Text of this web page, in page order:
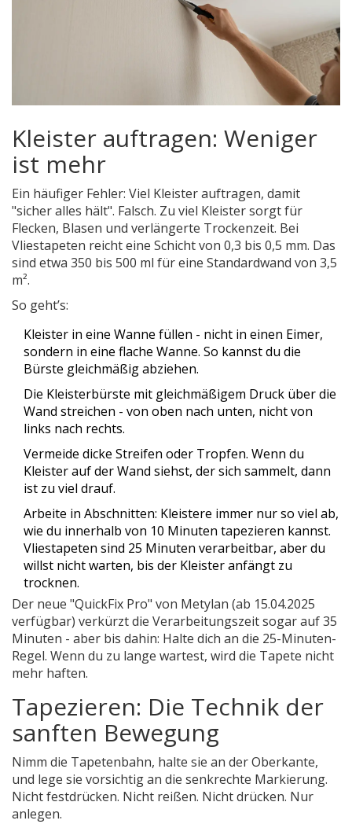
Kleister auftragen: Weniger
ist mehr
Ein häufiger Fehler: Viel Kleister auftragen, damit
"sicher alles hält". Falsch. Zu viel Kleister sorgt für
Flecken, Blasen und verlängerte Trockenzeit. Bei
Vliestapeten reicht eine Schicht von 0,3 bis 0,5 mm. Das
sind etwa 350 bis 500 ml für eine Standardwand von 3,5
m².
So geht’s:
Kleister in eine Wanne füllen - nicht in einen Eimer,
sondern in eine flache Wanne. So kannst du die
Bürste gleichmäßig abziehen.
Die Kleisterbürste mit gleichmäßigem Druck über die
Wand streichen - von oben nach unten, nicht von
links nach rechts.
Vermeide dicke Streifen oder Tropfen. Wenn du
Kleister auf der Wand siehst, der sich sammelt, dann
ist zu viel drauf.
Arbeite in Abschnitten: Kleistere immer nur so viel ab,
wie du innerhalb von 10 Minuten tapezieren kannst.
Vliestapeten sind 25 Minuten verarbeitbar, aber du
willst nicht warten, bis der Kleister anfängt zu
trocknen.
Der neue "QuickFix Pro" von Metylan (ab 15.04.2025
verfügbar) verkürzt die Verarbeitungszeit sogar auf 35
Minuten - aber bis dahin: Halte dich an die 25-Minuten-
Regel. Wenn du zu lange wartest, wird die Tapete nicht
mehr haften.
Tapezieren: Die Technik der
sanften Bewegung
Nimm die Tapetenbahn, halte sie an der Oberkante,
und lege sie vorsichtig an die senkrechte Markierung.
Nicht festdrücken. Nicht reißen. Nicht drücken. Nur
anlegen.